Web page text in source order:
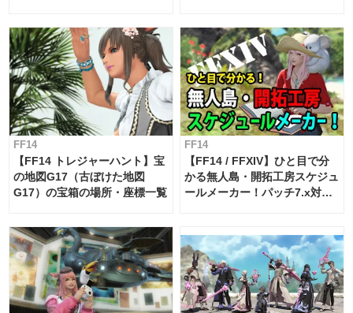
FF14
【FF14 トレジャーハント】宝
の地図G17（古ぼけた地図
G17）の宝箱の場所・座標一覧
FF14
【FF14 / FFXIV】ひと目で分
かる無人島・開拓工房スケジュ
ールメーカー！パッチ7.x対応